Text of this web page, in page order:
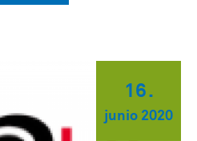
16.
junio 2020